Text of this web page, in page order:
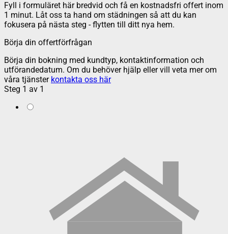
Fyll i formuläret här bredvid och få en kostnadsfri offert inom
1 minut. Låt oss ta hand om städningen så att du kan
fokusera på nästa steg - flytten till ditt nya hem.
Börja din offertförfrågan
Börja din bokning med kundtyp, kontaktinformation och
utförandedatum. Om du behöver hjälp eller vill veta mer om
våra tjänster kontakta oss här
Steg 1 av 1